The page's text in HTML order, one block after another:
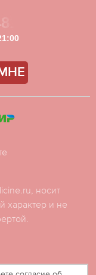
носит
характер и не